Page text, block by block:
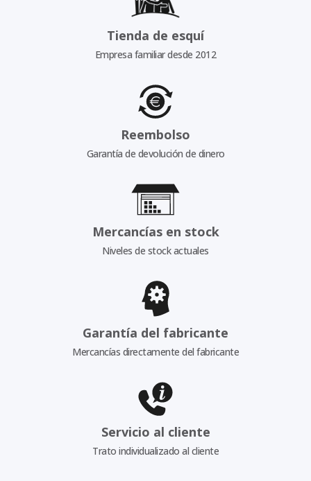
Tienda de esquí
Empresa familiar desde 2012
Reembolso
Garantía de devolución de dinero
Mercancías en stock
Niveles de stock actuales
Garantía del fabricante
Mercancías directamente del fabricante
Servicio al cliente
Trato individualizado al cliente